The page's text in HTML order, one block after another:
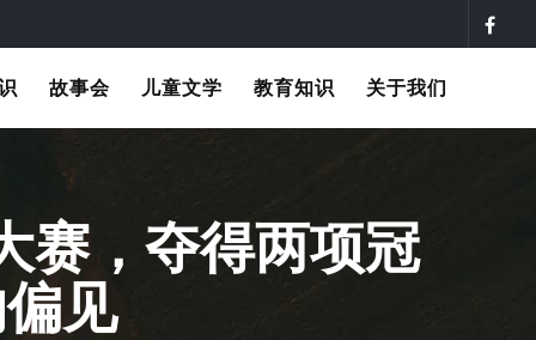
故事会 儿童文学 教育知识 关于我们
赛，夺得两项冠
见